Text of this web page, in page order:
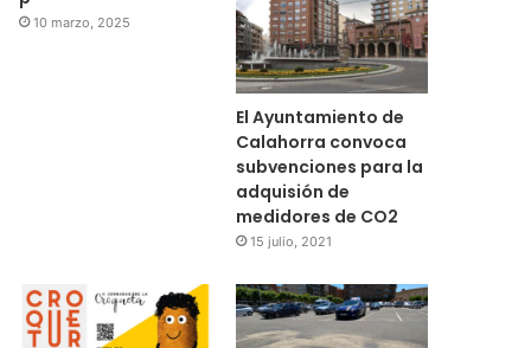
10 marzo, 2025
El Ayuntamiento de
Calahorra convoca
subvenciones para la
adquisión de
medidores de CO2
15 julio, 2021